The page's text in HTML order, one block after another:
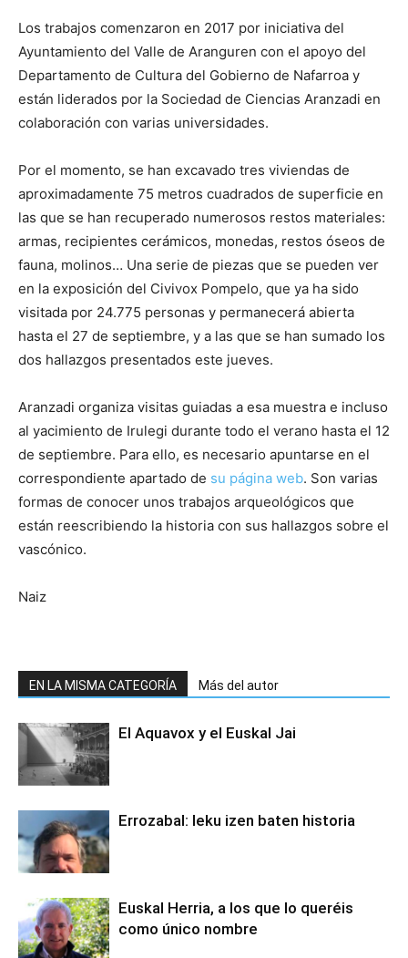
Los trabajos comenzaron en 2017 por iniciativa del
Ayuntamiento del Valle de Aranguren con el apoyo del
Departamento de Cultura del Gobierno de Nafarroa y
están liderados por la Sociedad de Ciencias Aranzadi en
colaboración con varias universidades.
Por el momento, se han excavado tres viviendas de
aproximadamente 75 metros cuadrados de superficie en
las que se han recuperado numerosos restos materiales:
armas, recipientes cerámicos, monedas, restos óseos de
fauna, molinos… Una serie de piezas que se pueden ver
en la exposición del Civivox Pompelo, que ya ha sido
visitada por 24.775 personas y permanecerá abierta
hasta el 27 de septiembre, y a las que se han sumado los
dos hallazgos presentados este jueves.
Aranzadi organiza visitas guiadas a esa muestra e incluso
al yacimiento de Irulegi durante todo el verano hasta el 12
de septiembre. Para ello, es necesario apuntarse en el
correspondiente apartado de su página web. Son varias
formas de conocer unos trabajos arqueológicos que
están reescribiendo la historia con sus hallazgos sobre el
vascónico.
Naiz
EN LA MISMA CATEGORÍA Más del autor
El Aquavox y el Euskal Jai
Errozabal: leku izen baten historia
Euskal Herria, a los que lo queréis
como único nombre